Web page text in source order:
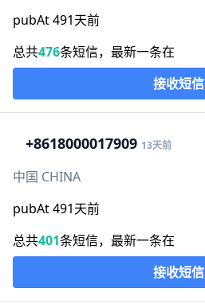
pubAt 491天前
总共476条短信，最新一条在
接收短信
+8618000017909 13天前
中国 CHINA
pubAt 491天前
总共401条短信，最新一条在
接收短信